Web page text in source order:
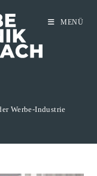
MENÜ
Werbe-Industrie